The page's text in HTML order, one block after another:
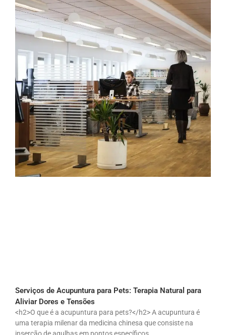
Serviços de Acupuntura para Pets: Terapia Natural para
Aliviar Dores e Tensões
<h2>O que é a acupuntura para pets?</h2> A acupuntura é
uma terapia milenar da medicina chinesa que consiste na